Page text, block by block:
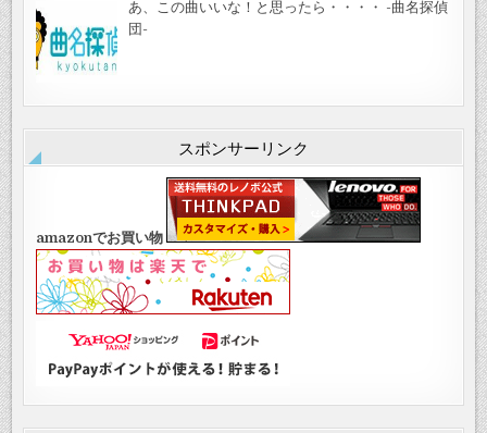
あ、この曲いいな！と思ったら・・・・ -曲名探偵
団-
スポンサーリンク
amazonでお買い物